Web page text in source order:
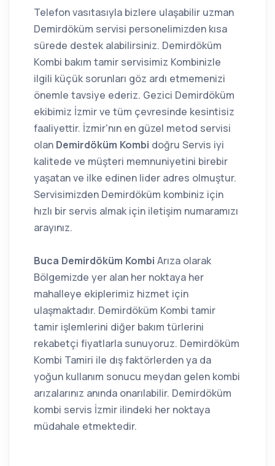
Telefon vasıtasıyla bizlere ulaşabilir uzman
Demirdöküm servisi personelimizden kısa
sürede destek alabilirsiniz. Demirdöküm
Kombi bakım tamir servisimiz Kombinizle
ilgili küçük sorunları göz ardı etmemenizi
önemle tavsiye ederiz. Gezici Demirdöküm
ekibimiz İzmir ve tüm çevresinde kesintisiz
faaliyettir. İzmir'nın en güzel metod servisi
olan Demirdöküm Kombi doğru Servis iyi
kalitede ve müşteri memnuniyetini birebir
yaşatan ve ilke edinen lider adres olmuştur.
Servisimizden Demirdöküm kombiniz için
hızlı bir servis almak için iletişim numaramızı
arayınız.
Buca Demirdöküm Kombi Arıza olarak
Bölgemizde yer alan her noktaya her
mahalleye ekiplerimiz hizmet için
ulaşmaktadır. Demirdöküm Kombi tamir
tamir işlemlerini diğer bakım türlerini
rekabetçi fiyatlarla sunuyoruz. Demirdöküm
Kombi Tamiri ile dış faktörlerden ya da
yoğun kullanım sonucu meydan gelen kombi
arızalarınız anında onarılabilir. Demirdöküm
kombi servis İzmir ilindeki her noktaya
müdahale etmektedir.